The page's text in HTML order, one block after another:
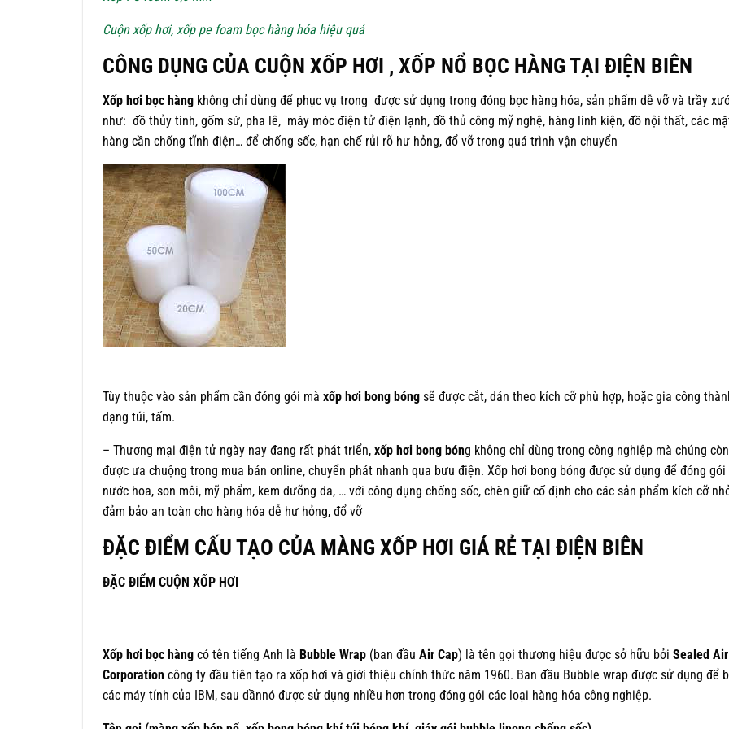
Cuộn xốp hơi, xốp pe foam bọc hàng hóa hiệu quả
CÔNG DỤNG CỦA CUỘN XỐP HƠI , XỐP NỔ BỌC HÀNG TẠI ĐIỆN BIÊN
Xốp hơi bọc hàng không chỉ dùng để phục vụ trong được sử dụng trong đóng bọc hàng hóa, sản phẩm dễ vỡ và trầy
như: đồ thủy tinh, gốm sứ, pha lê, máy móc điện tử điện lạnh, đồ thủ công mỹ nghệ, hàng linh kiện, đồ nội thất, các
hàng cần chống tĩnh điện… để chống sốc, hạn chế rủi rõ hư hỏng, đổ vỡ trong quá trình vận chuyển
Tùy thuộc vào sản phẩm cần đóng gói mà xốp hơi bong bóng sẽ được cắt, dán theo kích cỡ phù hợp, hoặc gia công
dạng túi, tấm.
– Thương mại điện tử ngày nay đang rất phát triển, xốp hơi bong bóng không chỉ dùng trong công nghiệp mà chúng
được ưa chuộng trong mua bán online, chuyển phát nhanh qua bưu điện. Xốp hơi bong bóng được sử dụng để đóng gói
nước hoa, son môi, mỹ phẩm, kem dưỡng da, … với công dụng chống sốc, chèn giữ cố định cho các sản phẩm kích cỡ
đảm bảo an toàn cho hàng hóa dễ hư hỏng, đổ vỡ
ĐẶC ĐIỂM CẤU TẠO CỦA MÀNG XỐP HƠI GIÁ RẺ TẠI ĐIỆN BIÊN
ĐẶC ĐIỂM CUỘN XỐP HƠI
Xốp hơi bọc hàng có tên tiếng Anh là Bubble Wrap (ban đầu Air Cap) là tên gọi thương hiệu được sở hữu bởi Sealed Air
Corporation công ty đầu tiên tạo ra xốp hơi và giới thiệu chính thức năm 1960. Ban đầu Bubble wrap được sử dụng để
các máy tính của IBM, sau dầnnó được sử dụng nhiều hơn trong đóng gói các loại hàng hóa công nghiệp.